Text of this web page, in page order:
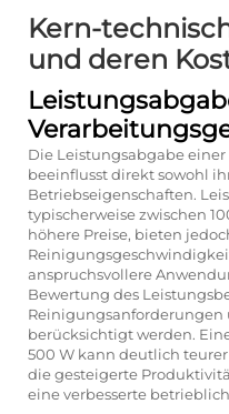
Kern-
und deren
Die Leistungsabgabe
beeinflusst direkt sowohl
Betriebseigenschaften.
typischerweise zwischen
höhere Preise, bieten
anspruchsvollere
Bewertung des
Reinigungsanforderungen
berücksichtigt werden.
500 W kann deutlich
die gesteigerte
eine verbesserte